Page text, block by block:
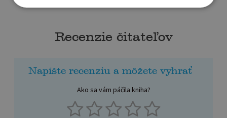
Recenzie čitateľov
Napíšte recenziu a môžete vyhrať
Ako sa vám páčila kniha?